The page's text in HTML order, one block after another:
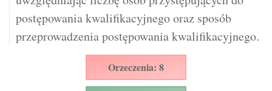
postępowania kwalifikacyjnego oraz sposób
przeprowadzenia postępowania kwalifikacyjnego.
Orzeczenia: 8